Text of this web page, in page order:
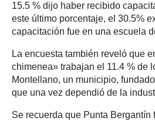
15.5 % dijo haber recibido
este último porcentaje, el 30.5%
capacitación fue en una escuela
La encuesta también reveló que
chimenea» trabajan el 11.4 % de
Montellano, un municipio,
que una vez dependió de la
Se recuerda que Punta Bergantín